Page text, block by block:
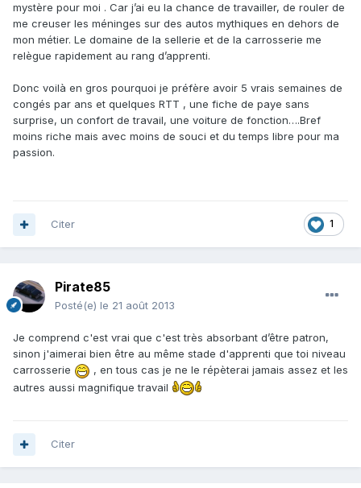
mystère pour moi . Car j’ai eu la chance de travailler, de rouler de
me creuser les méninges sur des autos mythiques en dehors de
mon métier. Le domaine de la sellerie et de la carrosserie me
relègue rapidement au rang d’apprenti.
Donc voilà en gros pourquoi je préfère avoir 5 vrais semaines de
congés par ans et quelques RTT , une fiche de paye sans
surprise, un confort de travail, une voiture de fonction….Bref
moins riche mais avec moins de souci et du temps libre pour ma
passion.
1
Citer
Pirate85
Posté(e) le 21 août 2013
Je comprend c'est vrai que c'est très absorbant d’être patron,
sinon j'aimerai bien être au même stade d'apprenti que toi niveau
carrosserie
, en tous cas je ne le répèterai jamais assez et les
autres aussi magnifique travail
Citer